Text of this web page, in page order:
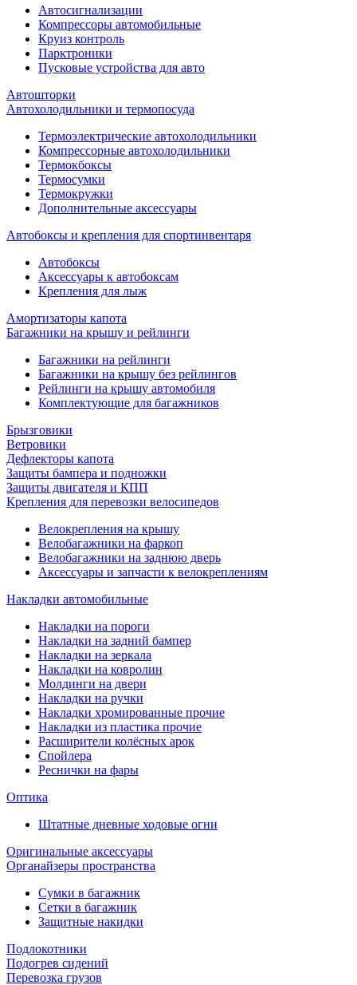
Автосигнализации
Компрессоры автомобильные
Круиз контроль
Парктроники
Пусковые устройства для авто
Автошторки
Автохолодильники и термопосуда
Термоэлектрические автохолодильники
Компрессорные автохолодильники
Термокбоксы
Термосумки
Термокружки
Дополнительные аксессуары
Автобоксы и крепления для спортинвентаря
Автобоксы
Аксессуары к автобоксам
Крепления для лыж
Амортизаторы капота
Багажники на крышу и рейлинги
Багажники на рейлинги
Багажники на крышу без рейлингов
Рейлинги на крышу автомобиля
Комплектующие для багажников
Брызговики
Ветровики
Дефлекторы капота
Защиты бампера и подножки
Защиты двигателя и КПП
Крепления для перевозки велосипедов
Велокрепления на крышу
Велобагажники на фаркоп
Велобагажники на заднюю дверь
Аксессуары и запчасти к велокреплениям
Накладки автомобильные
Накладки на пороги
Накладки на задний бампер
Накладки на зеркала
Накладки на ковролин
Молдинги на двери
Накладки на ручки
Накладки хромированные прочие
Накладки из пластика прочие
Расширители колёсных арок
Спойлера
Реснички на фары
Оптика
Штатные дневные ходовые огни
Оригинальные аксессуары
Органайзеры пространства
Сумки в багажник
Сетки в багажник
Защитные накидки
Подлокотники
Подогрев сидений
Перевозка грузов